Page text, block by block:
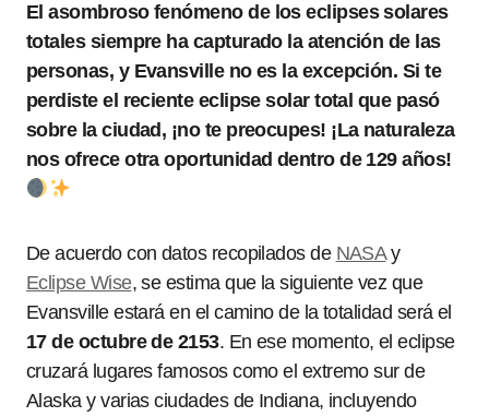
El asombroso fenómeno de los eclipses solares
totales siempre ha capturado la atención de las
personas, y Evansville no es la excepción. Si te
perdiste el reciente eclipse solar total que pasó
sobre la ciudad, ¡no te preocupes! ¡La naturaleza
nos ofrece otra oportunidad dentro de 129 años!
De acuerdo con datos recopilados de NASAy
Eclipse Wise, se estima que la siguiente vez que
Evansville estará en el camino de la totalidad será el
17 de octubre de 2153. En ese momento, el eclipse
cruzará lugares famosos como el extremo sur de
Alaska y varias ciudades de Indiana, incluyendo